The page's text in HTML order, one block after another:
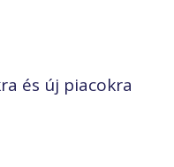
és új piacokra